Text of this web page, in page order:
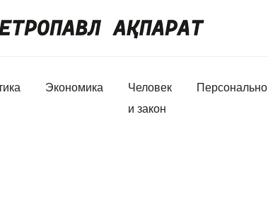
Экономика
Человек
и закон
Персонально